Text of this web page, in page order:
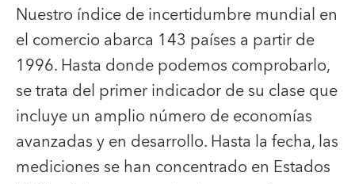
Nuestro índice de incertidumbre mundial en
el comercio abarca 143 países a partir de
1996. Hasta donde podemos comprobarlo,
se trata del primer indicador de su clase que
incluye un amplio número de economías
avanzadas y en desarrollo. Hasta la fecha, las
mediciones se han concentrado en Estados